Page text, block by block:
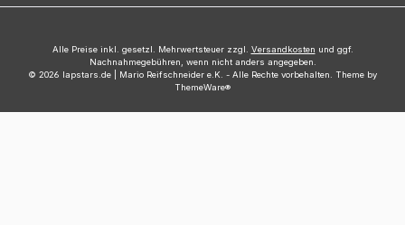
Alle Preise inkl. gesetzl. Mehrwertsteuer zzgl. Versandkosten und ggf.
Nachnahmegebühren, wenn nicht anders angegeben.
© 2026 lapstars.de | Mario Reifschneider e.K. - Alle Rechte vorbehalten. Theme by
ThemeWare®